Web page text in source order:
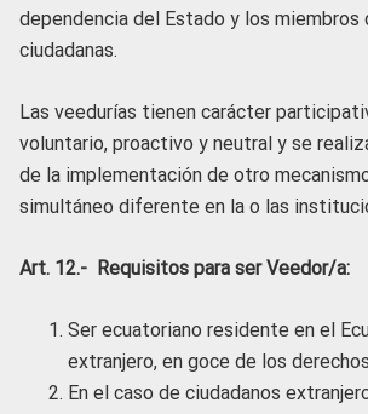
dependencia del Estado y los miembros
ciudadanas.
Las veedurías tienen carácter
voluntario, proactivo y neutral y se
de la implementación de otro
simultáneo diferente en la o las
Art. 12.- Requisitos para ser Veedor/a:
Ser ecuatoriano residente en el
extranjero, en goce de los
En el caso de ciudadanos